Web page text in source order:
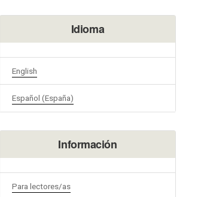
Idioma
English
Español (España)
Información
Para lectores/as